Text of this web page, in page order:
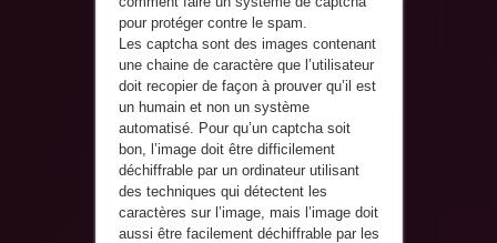
pour protéger contre le spam.
Les captcha sont des images contenant
une chaine de caractère que l’utilisateur
doit recopier de façon à prouver qu’il est
un humain et non un système
automatisé. Pour qu’un captcha soit
bon, l’image doit être difficilement
déchiffrable par un ordinateur utilisant
des techniques qui détectent les
caractères sur l’image, mais l’image doit
aussi être facilement déchiffrable par les